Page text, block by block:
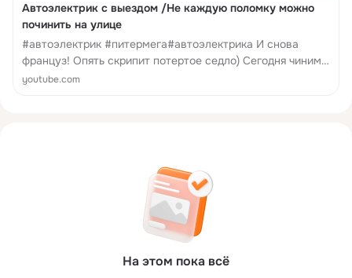
Автоэлектрик с выездом /Не каждую поломку можно
починить на улице
#автоэлектрик #питермега#автоэлектрика И снова
француз! Опять скрипит потертое седло) Сегодня чиним
льва! И он оказался с зубами)
youtube.com
На этом пока всё